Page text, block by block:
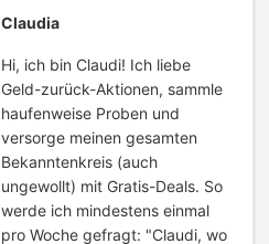
Claudia
Hi, ich bin Claudi! Ich liebe
Geld-zurück-Aktionen, sammle
haufenweise Proben und
versorge meinen gesamten
Bekanntenkreis (auch
ungewollt) mit Gratis-Deals. So
werde ich mindestens einmal
pro Woche gefragt: "Claudi, wo